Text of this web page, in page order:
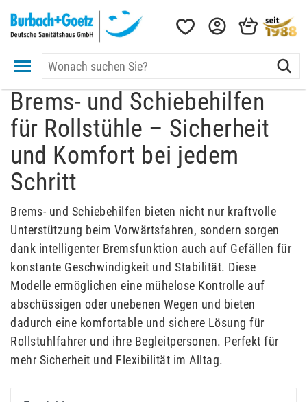
Brems- und Schiebehilfen
für Rollstühle – Sicherheit
und Komfort bei jedem
Schritt
Brems- und Schiebehilfen bieten nicht nur kraftvolle
Unterstützung beim Vorwärtsfahren, sondern sorgen
dank intelligenter Bremsfunktion auch auf Gefällen für
konstante Geschwindigkeit und Stabilität. Diese
Modelle ermöglichen eine mühelose Kontrolle auf
abschüssigen oder unebenen Wegen und bieten
dadurch eine komfortable und sichere Lösung für
Rollstuhlfahrer und ihre Begleitpersonen. Perfekt für
mehr Sicherheit und Flexibilität im Alltag.